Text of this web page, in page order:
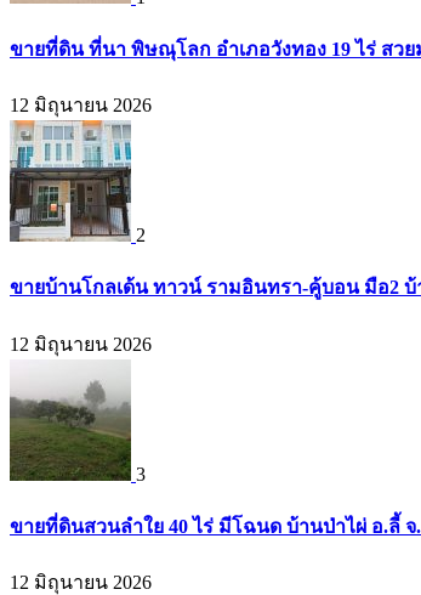
ขายที่ดิน ที่นา พิษณุโลก อำเภอวังทอง 19 ไร่ สวย
12 มิถุนายน 2026
2
ขายบ้านโกลเด้น ทาวน์ รามอินทรา-คู้บอน มือ2 บ้
12 มิถุนายน 2026
3
ขายที่ดินสวนลำใย 40 ไร่ มีโฉนด บ้านป่าไผ่ อ.ลี้
12 มิถุนายน 2026